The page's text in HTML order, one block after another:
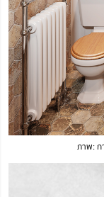
ภาพ: ก